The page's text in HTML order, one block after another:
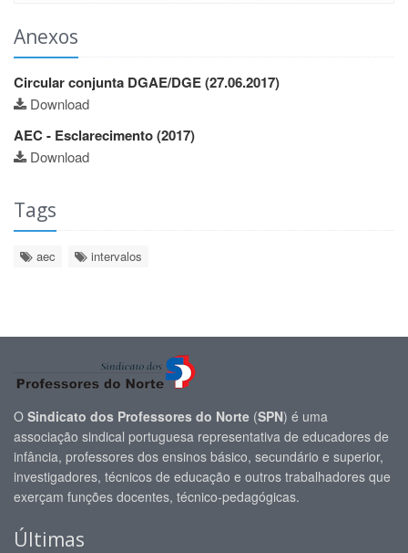
Anexos
Circular conjunta DGAE/DGE (27.06.2017)
Download
AEC - Esclarecimento (2017)
Download
Tags
aec intervalos
O Sindicato dos Professores do Norte (SPN) é uma
associação sindical portuguesa representativa de educadores de
infância, professores dos ensinos básico, secundário e superior,
investigadores, técnicos de educação e outros trabalhadores que
exerçam funções docentes, técnico-pedagógicas.
Últimas